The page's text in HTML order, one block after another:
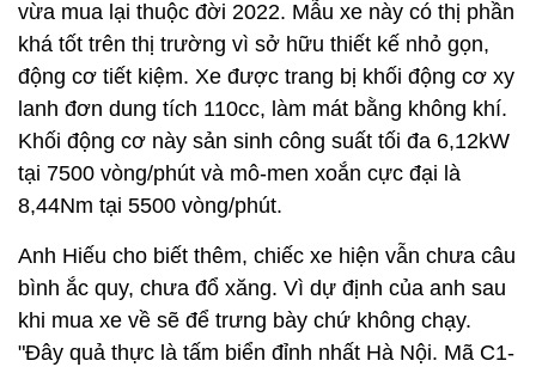
vừa mua lại thuộc đời 2022. Mẫu xe này có thị phần
khá tốt trên thị trường vì sở hữu thiết kế nhỏ gọn,
động cơ tiết kiệm. Xe được trang bị khối động cơ xy
lanh đơn dung tích 110cc, làm mát bằng không khí.
Khối động cơ này sản sinh công suất tối đa 6,12kW
tại 7500 vòng/phút và mô-men xoắn cực đại là
8,44Nm tại 5500 vòng/phút.
Anh Hiếu cho biết thêm, chiếc xe hiện vẫn chưa câu
bình ắc quy, chưa đổ xăng. Vì dự định của anh sau
khi mua xe về sẽ để trưng bày chứ không chạy.
"Đây quả thực là tấm biển đỉnh nhất Hà Nội. Mã C1-